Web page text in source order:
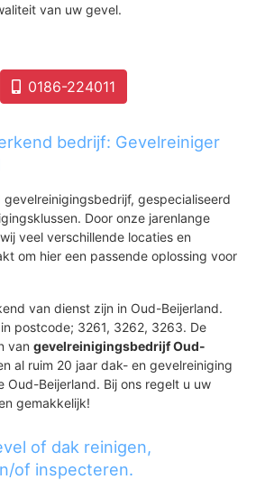
van uw gevel.
0186-224011
bedrijf: Gevelreiniger
gevelreinigingsbedrijf, gespecialiseerd
Door onze jarenlange
veel verschillende locaties en
om hier een passende oplossing voor
van dienst zijn in Oud-Beijerland.
postcode; 3261, 3262, 3263. De
vangevelreinigingsbedrijf Oud-
al ruim 20 jaar dak- en gevelreiniging
Oud-Beijerland. Bij ons regelt u uw
gemakkelijk!
of dak reinigen,
of inspecteren.